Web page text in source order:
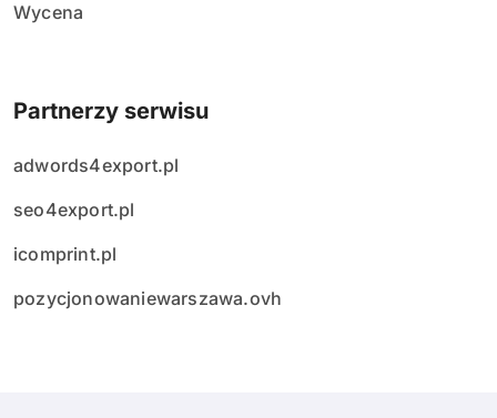
Wycena
Partnerzy serwisu
adwords4export.pl
seo4export.pl
icomprint.pl
pozycjonowaniewarszawa.ovh